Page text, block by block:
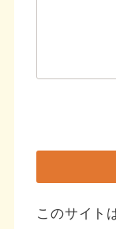
の
このサイト